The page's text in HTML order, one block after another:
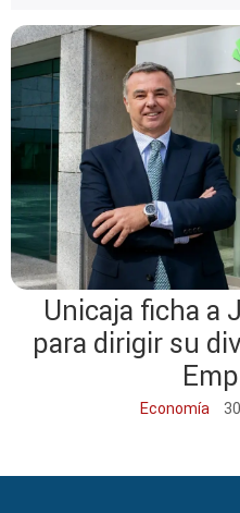
Unicaja ficha a
para dirigir su
Economía